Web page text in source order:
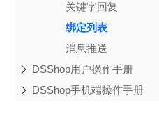
关键字回复
绑定列表
消息推送
DSShop用户操作手册
DSShop手机端操作手册